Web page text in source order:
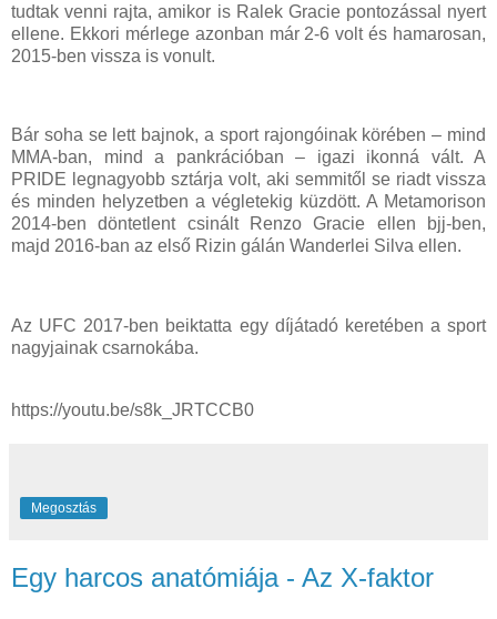
tudtak venni rajta, amikor is Ralek Gracie pontozással nyert
ellene. Ekkori mérlege azonban már 2-6 volt és hamarosan,
2015-ben vissza is vonult.
Bár soha se lett bajnok, a sport rajongóinak körében – mind
MMA-ban, mind a pankrációban – igazi ikonná vált. A
PRIDE legnagyobb sztárja volt, aki semmitől se riadt vissza
és minden helyzetben a végletekig küzdött. A Metamorison
2014-ben döntetlent csinált Renzo Gracie ellen bjj-ben,
majd 2016-ban az első Rizin gálán Wanderlei Silva ellen.
Az UFC 2017-ben beiktatta egy díjátadó keretében a sport
nagyjainak csarnokába.
https://youtu.be/s8k_JRTCCB0
Megosztás
Egy harcos anatómiája - Az X-faktor